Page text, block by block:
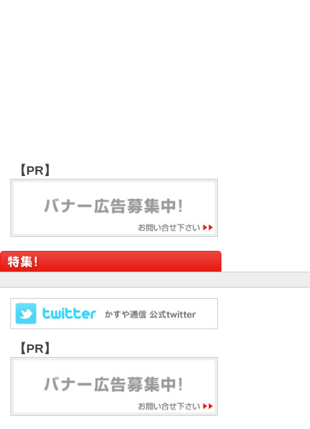
【PR】
【PR】